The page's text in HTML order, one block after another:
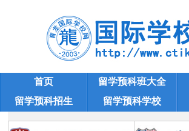
出国留学预科
首页 留学预科班大全
留学预科招生
留学预科学校